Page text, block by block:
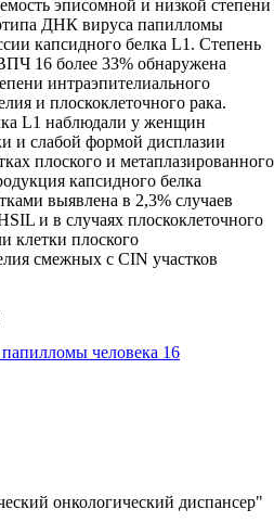
эписомной и низкой степени
ДНК вируса папилломы
капсидного белка L1. Степень
16 более 33% обнаружена
интраэпителиального
и плоскоклеточного рака.
L1 наблюдали у женщин
и слабой формой дисплазии
плоского и метаплазированного
капсидного белка
выявлена в 2,3% случаев
и в случаях плоскоклеточного
клетки плоского
смежных с CIN участков
человека 16
онкологический диспансер"